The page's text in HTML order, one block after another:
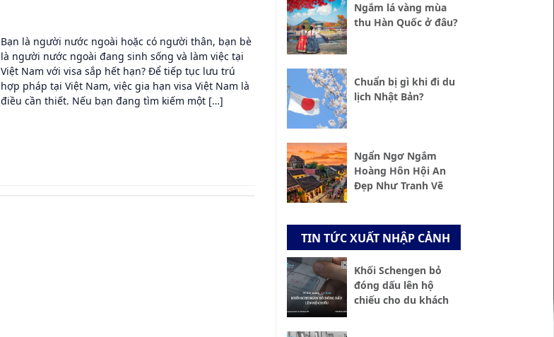
Bạn là người nước ngoài hoặc có người thân, bạn bè
là người nước ngoài đang sinh sống và làm việc tại
Việt Nam với visa sắp hết hạn? Để tiếp tục lưu trú
hợp pháp tại Việt Nam, việc gia hạn visa Việt Nam là
điều cần thiết. Nếu bạn đang tìm kiếm một […]
Ngắm lá vàng mùa
thu Hàn Quốc ở đâu?
Chuẩn bị gì khi đi du
lịch Nhật Bản?
Ngẩn Ngơ Ngắm
Hoàng Hôn Hội An
Đẹp Như Tranh Vẽ
TIN TỨC XUẤT NHẬP CẢNH
Khối Schengen bỏ
đóng dấu lên hộ
chiếu cho du khách